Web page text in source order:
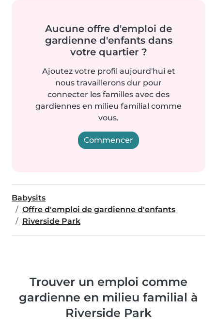
Aucune offre d'emploi de
gardienne d'enfants dans
votre quartier ?
Ajoutez votre profil aujourd'hui et
nous travaillerons dur pour
connecter les familles avec des
gardiennes en milieu familial comme
vous.
Commencer
Babysits
Offre d'emploi de gardienne d'enfants
Riverside Park
Trouver un emploi comme
gardienne en milieu familial à
Riverside Park